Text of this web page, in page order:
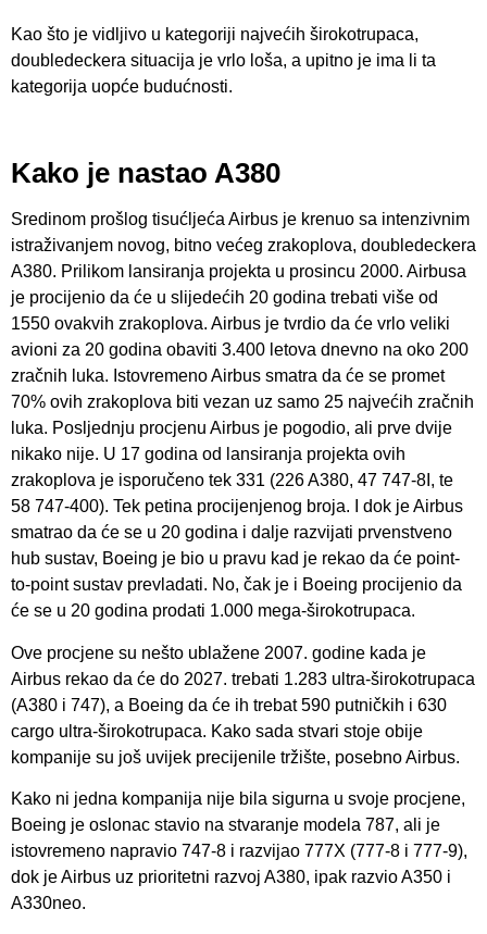
Kao što je vidljivo u kategoriji najvećih širokotrupaca,
doubledeckera situacija je vrlo loša, a upitno je ima li ta
kategorija uopće budućnosti.
Kako je nastao A380
Sredinom prošlog tisućljeća Airbus je krenuo sa intenzivnim
istraživanjem novog, bitno većeg zrakoplova, doubledeckera
A380. Prilikom lansiranja projekta u prosincu 2000. Airbusa
je procijenio da će u slijedećih 20 godina trebati više od
1550 ovakvih zrakoplova. Airbus je tvrdio da će vrlo veliki
avioni za 20 godina obaviti 3.400 letova dnevno na oko 200
zračnih luka. Istovremeno Airbus smatra da će se promet
70% ovih zrakoplova biti vezan uz samo 25 najvećih zračnih
luka. Posljednju procjenu Airbus je pogodio, ali prve dvije
nikako nije. U 17 godina od lansiranja projekta ovih
zrakoplova je isporučeno tek 331 (226 A380, 47 747-8I, te
58 747-400). Tek petina procijenjenog broja. I dok je Airbus
smatrao da će se u 20 godina i dalje razvijati prvenstveno
hub sustav, Boeing je bio u pravu kad je rekao da će point-
to-point sustav prevladati. No, čak je i Boeing procijenio da
će se u 20 godina prodati 1.000 mega-širokotrupaca.
Ove procjene su nešto ublažene 2007. godine kada je
Airbus rekao da će do 2027. trebati 1.283 ultra-širokotrupaca
(A380 i 747), a Boeing da će ih trebat 590 putničkih i 630
cargo ultra-širokotrupaca. Kako sada stvari stoje obije
kompanije su još uvijek precijenile tržište, posebno Airbus.
Kako ni jedna kompanija nije bila sigurna u svoje procjene,
Boeing je oslonac stavio na stvaranje modela 787, ali je
istovremeno napravio 747-8 i razvijao 777X (777-8 i 777-9),
dok je Airbus uz prioritetni razvoj A380, ipak razvio A350 i
A330neo.